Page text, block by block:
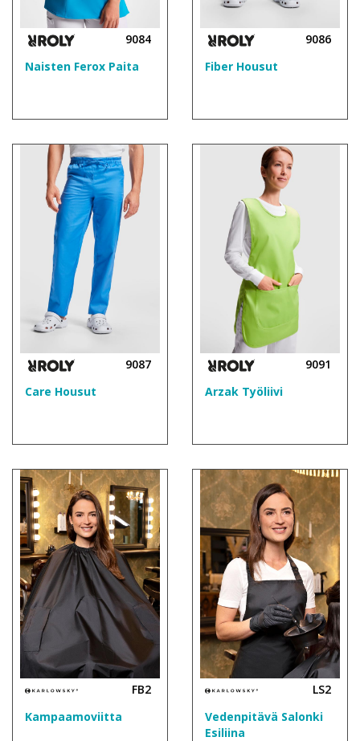
9084
Naisten Ferox Paita
9086
Fiber Housut
9087
Care Housut
9091
Arzak Työliivi
FB2
Kampaamoviitta
LS2
Vedenpitävä Salonki
Esiliina